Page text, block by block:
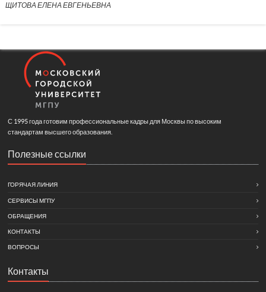
ЩИТОВА ЕЛЕНА ЕВГЕНЬЕВНА
С 1995 года готовим профессиональные кадры для Москвы по высоким
стандартам высшего образования.
Полезные ссылки
ГОРЯЧАЯ ЛИНИЯ
СЕРВИСЫ МГПУ
ОБРАЩЕНИЯ
КОНТАКТЫ
ВОПРОСЫ
Контакты